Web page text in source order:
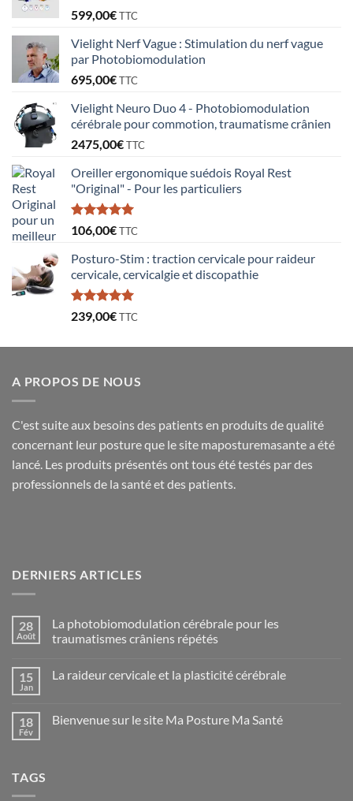
599,00€TTC
Vielight Nerf Vague : Stimulation du nerf vague
par Photobiomodulation
695,00€TTC
Vielight Neuro Duo 4 - Photobiomodulation
cérébrale pour commotion, traumatisme crânien
2475,00€TTC
Oreiller ergonomique suédois Royal Rest
"Original" - Pour les particuliers
Note5.00
sur 5
106,00€TTC
Posturo-Stim : traction cervicale pour raideur
cervicale, cervicalgie et discopathie
Note5.00
sur 5
239,00€TTC
A PROPOS DE NOUS
C'est suite aux besoins des patients en produits de qualité
concernant leur posture que le site maposturemasante a été
lancé. Les produits présentés ont tous été testés par des
professionnels de la santé et des patients.
DERNIERS ARTICLES
28
Août
La photobiomodulation cérébrale pour les
traumatismes crâniens répétés
sur
pour
les
15
Jan
La raideur cervicale et la plasticité cérébrale
La
18
Fév
Bienvenue sur le site Ma Posture Ma Santé
TAGS